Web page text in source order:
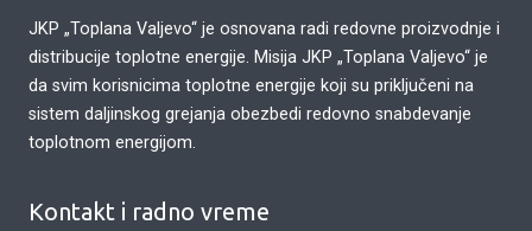
JKP „Toplana Valjevo“ je osnovana radi redovne proizvodnje i
distribucije toplotne energije. Misija JKP „Toplana Valjevo“ je
da svim korisnicima toplotne energije koji su priključeni na
sistem daljinskog grejanja obezbedi redovno snabdevanje
toplotnom energijom.
Kontakt i radno vreme